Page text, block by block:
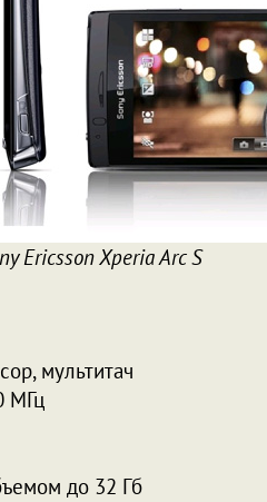
Ericsson Xperia Arc S
мультитач
МГц
до 32 Гб